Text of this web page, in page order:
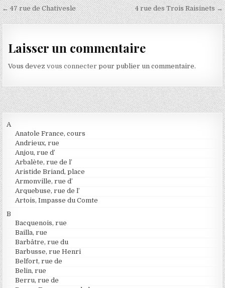
Navigation de l’article4 rue des Trois Raisinets →
← 47 rue de Chativesle
Laisser un commentaire
Vous devezvous connecter pour publier un commentaire.
A
Anatole France, cours
Andrieux, rue
Anjou, rue d’
Arbalète, rue de l’
Aristide Briand, place
Armonville, rue d’
Arquebuse, rue de l’
Artois, Impasse du Comte
B
Bacquenois, rue
Bailla, rue
Barbâtre, rue du
Barbusse, rue Henri
Belfort, rue de
Belin, rue
Berru, rue de